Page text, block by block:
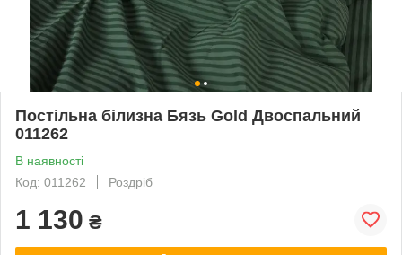
Постільна білизна Бязь Gold Двоспальний
011262
В наявності
Код: 011262
Роздріб
1 130 ₴